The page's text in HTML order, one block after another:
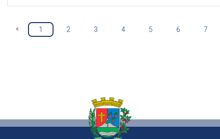
« 1 2 3 4 5 6 7